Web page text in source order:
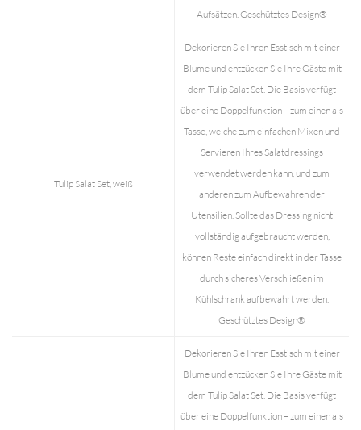
Aufsätzen. Geschütztes Design®
Tulip Salat Set, weiß
Dekorieren Sie Ihren Esstisch mit einer
Blume und entzücken Sie Ihre Gäste mit
dem Tulip Salat Set. Die Basis verfügt
über eine Doppelfunktion – zum einen als
Tasse, welche zum einfachen Mixen und
Servieren Ihres Salatdressings
verwendet werden kann, und zum
anderen zum Aufbewahren der
Utensilien. Sollte das Dressing nicht
vollständig aufgebraucht werden,
können Reste einfach direkt in der Tasse
durch sicheres Verschließen im
Kühlschrank aufbewahrt werden.
Geschütztes Design®
Dekorieren Sie Ihren Esstisch mit einer
Blume und entzücken Sie Ihre Gäste mit
dem Tulip Salat Set. Die Basis verfügt
über eine Doppelfunktion – zum einen als